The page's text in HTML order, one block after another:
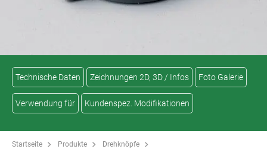
Technische Daten Zeichnungen 2D, 3D / Infos Foto Galerie
Verwendung für Kundenspez. Modifikationen
Startseite Produkte
Drehknöpfe